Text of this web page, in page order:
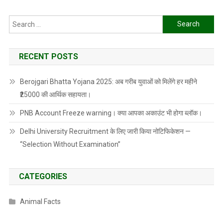
Search
for:
RECENT POSTS
Berojgari Bhatta Yojana 2025: अब गरीब युवाओं को मिलेंगे हर महीने
₹25000 की आर्थिक सहायता।
PNB Account Freeze warning। क्या आपका अकाउंट भी होगा ब्लॉक।
Delhi University Recruitment के लिए जारी किया नोटिफिकेशन —
“Selection Without Examination”
CATEGORIES
Animal Facts